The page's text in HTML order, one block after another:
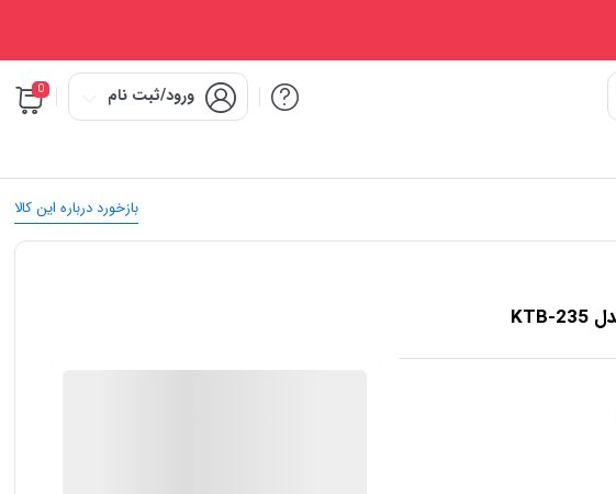
ورود/ثبت نام 0
بازخورد درباره این کالا